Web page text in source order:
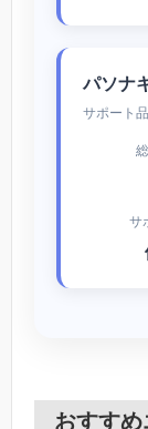
パソナ
サポート
サ
おすす